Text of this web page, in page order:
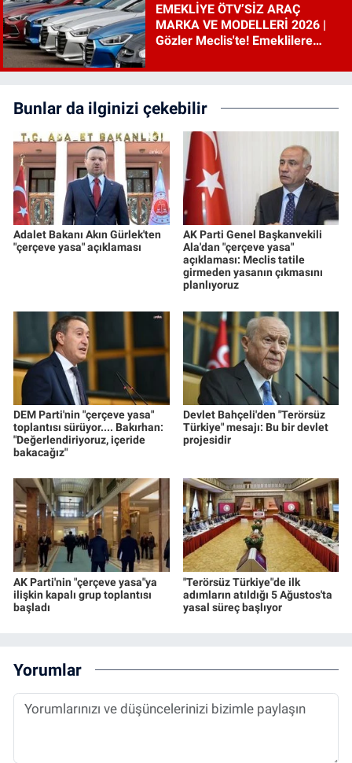
EMEKLİYE ÖTV’SİZ ARAÇ
MARKA VE MODELLERİ 2026 |
Gözler Meclis'te! Emeklilere
ne?
Bunlar da ilginizi çekebilir
Adalet Bakanı Akın Gürlek'ten
"çerçeve yasa" açıklaması
AK Parti Genel Başkanvekili
Ala'dan "çerçeve yasa"
açıklaması: Meclis tatile
girmeden yasanın çıkmasını
planlıyoruz
DEM Parti'nin "çerçeve yasa"
toplantısı sürüyor.... Bakırhan:
"Değerlendiriyoruz, içeride
bakacağız"
Devlet Bahçeli'den "Terörsüz
Türkiye" mesajı: Bu bir devlet
projesidir
AK Parti'nin "çerçeve yasa"ya
ilişkin kapalı grup toplantısı
başladı
"Terörsüz Türkiye"de ilk
adımların atıldığı 5 Ağustos'ta
yasal süreç başlıyor
Yorumlar